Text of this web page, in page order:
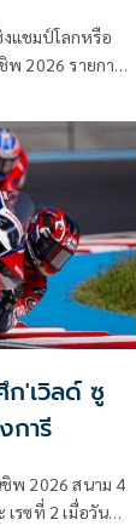
แชมป์โลกหรือ
พ 2026 รายการ
คม ณ สนามซูซูกะ
ครั้งแรกใน
เรซซิ่ง ไทย
คนซึ่งก็คือ “ก้อง”
ธิรัฐภูวภัทร์
'เวิลด์ ซู
การี
ชิพ 2026 สนาม 4
เรซที่ 2 เมื่อวัน